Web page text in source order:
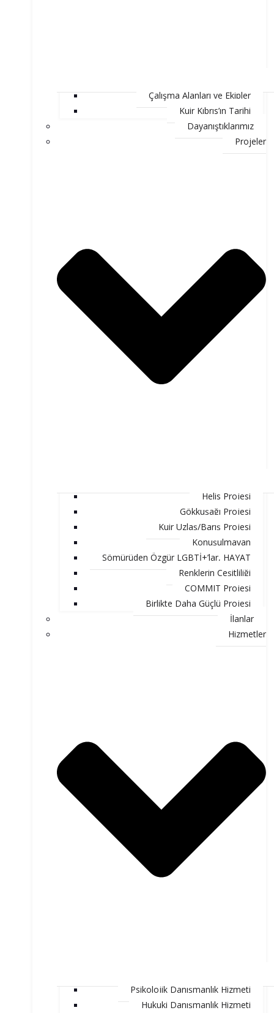
Çalışma Alanları ve Ekipler
Kuir Kıbrıs’ın Tarihi
Dayanıştıklarımız
Projeler
Helis Projesi
Gökkuşağı Projesi
Kuir Uzlaş/Barış Projesi
Konuşulmayan
Sömürüden Özgür LGBTİ+’lar, HAYAT
Renklerin Çeşitliliği
COMMIT Projesi
Birlikte Daha Güçlü Projesi
İlanlar
Hizmetler
Psikolojik Danışmanlık Hizmeti
Hukuki Danışmanlık Hizmeti